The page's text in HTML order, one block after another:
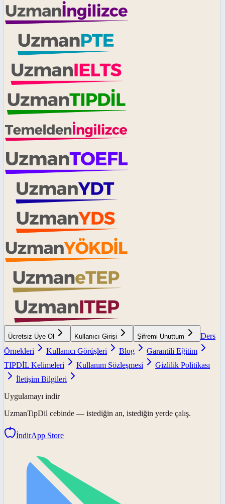
Ücretsiz Üye Ol Kullanıcı Girişi Şifremi Unuttum
Ders
Örnekleri
Kullanıcı Görüşleri Blog
Garantili Eğitim
TIPDİL Kelimeleri
Kullanım Sözleşmesi
Gizlilik Politikası
İletişim Bilgileri
Uygulamayı indir
UzmanTipDil cebinde — istediğin an, istediğin yerde çalış.
İndirApp Store